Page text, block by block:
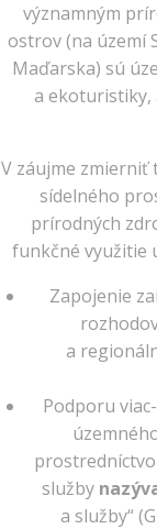
významným
ostrov (na území
Maďarska) sú
a ekoturistiky,
V záujme
sídelného
prírodných
funkčné využitie
Zapojenie
a
Podporu
služby
a služby“